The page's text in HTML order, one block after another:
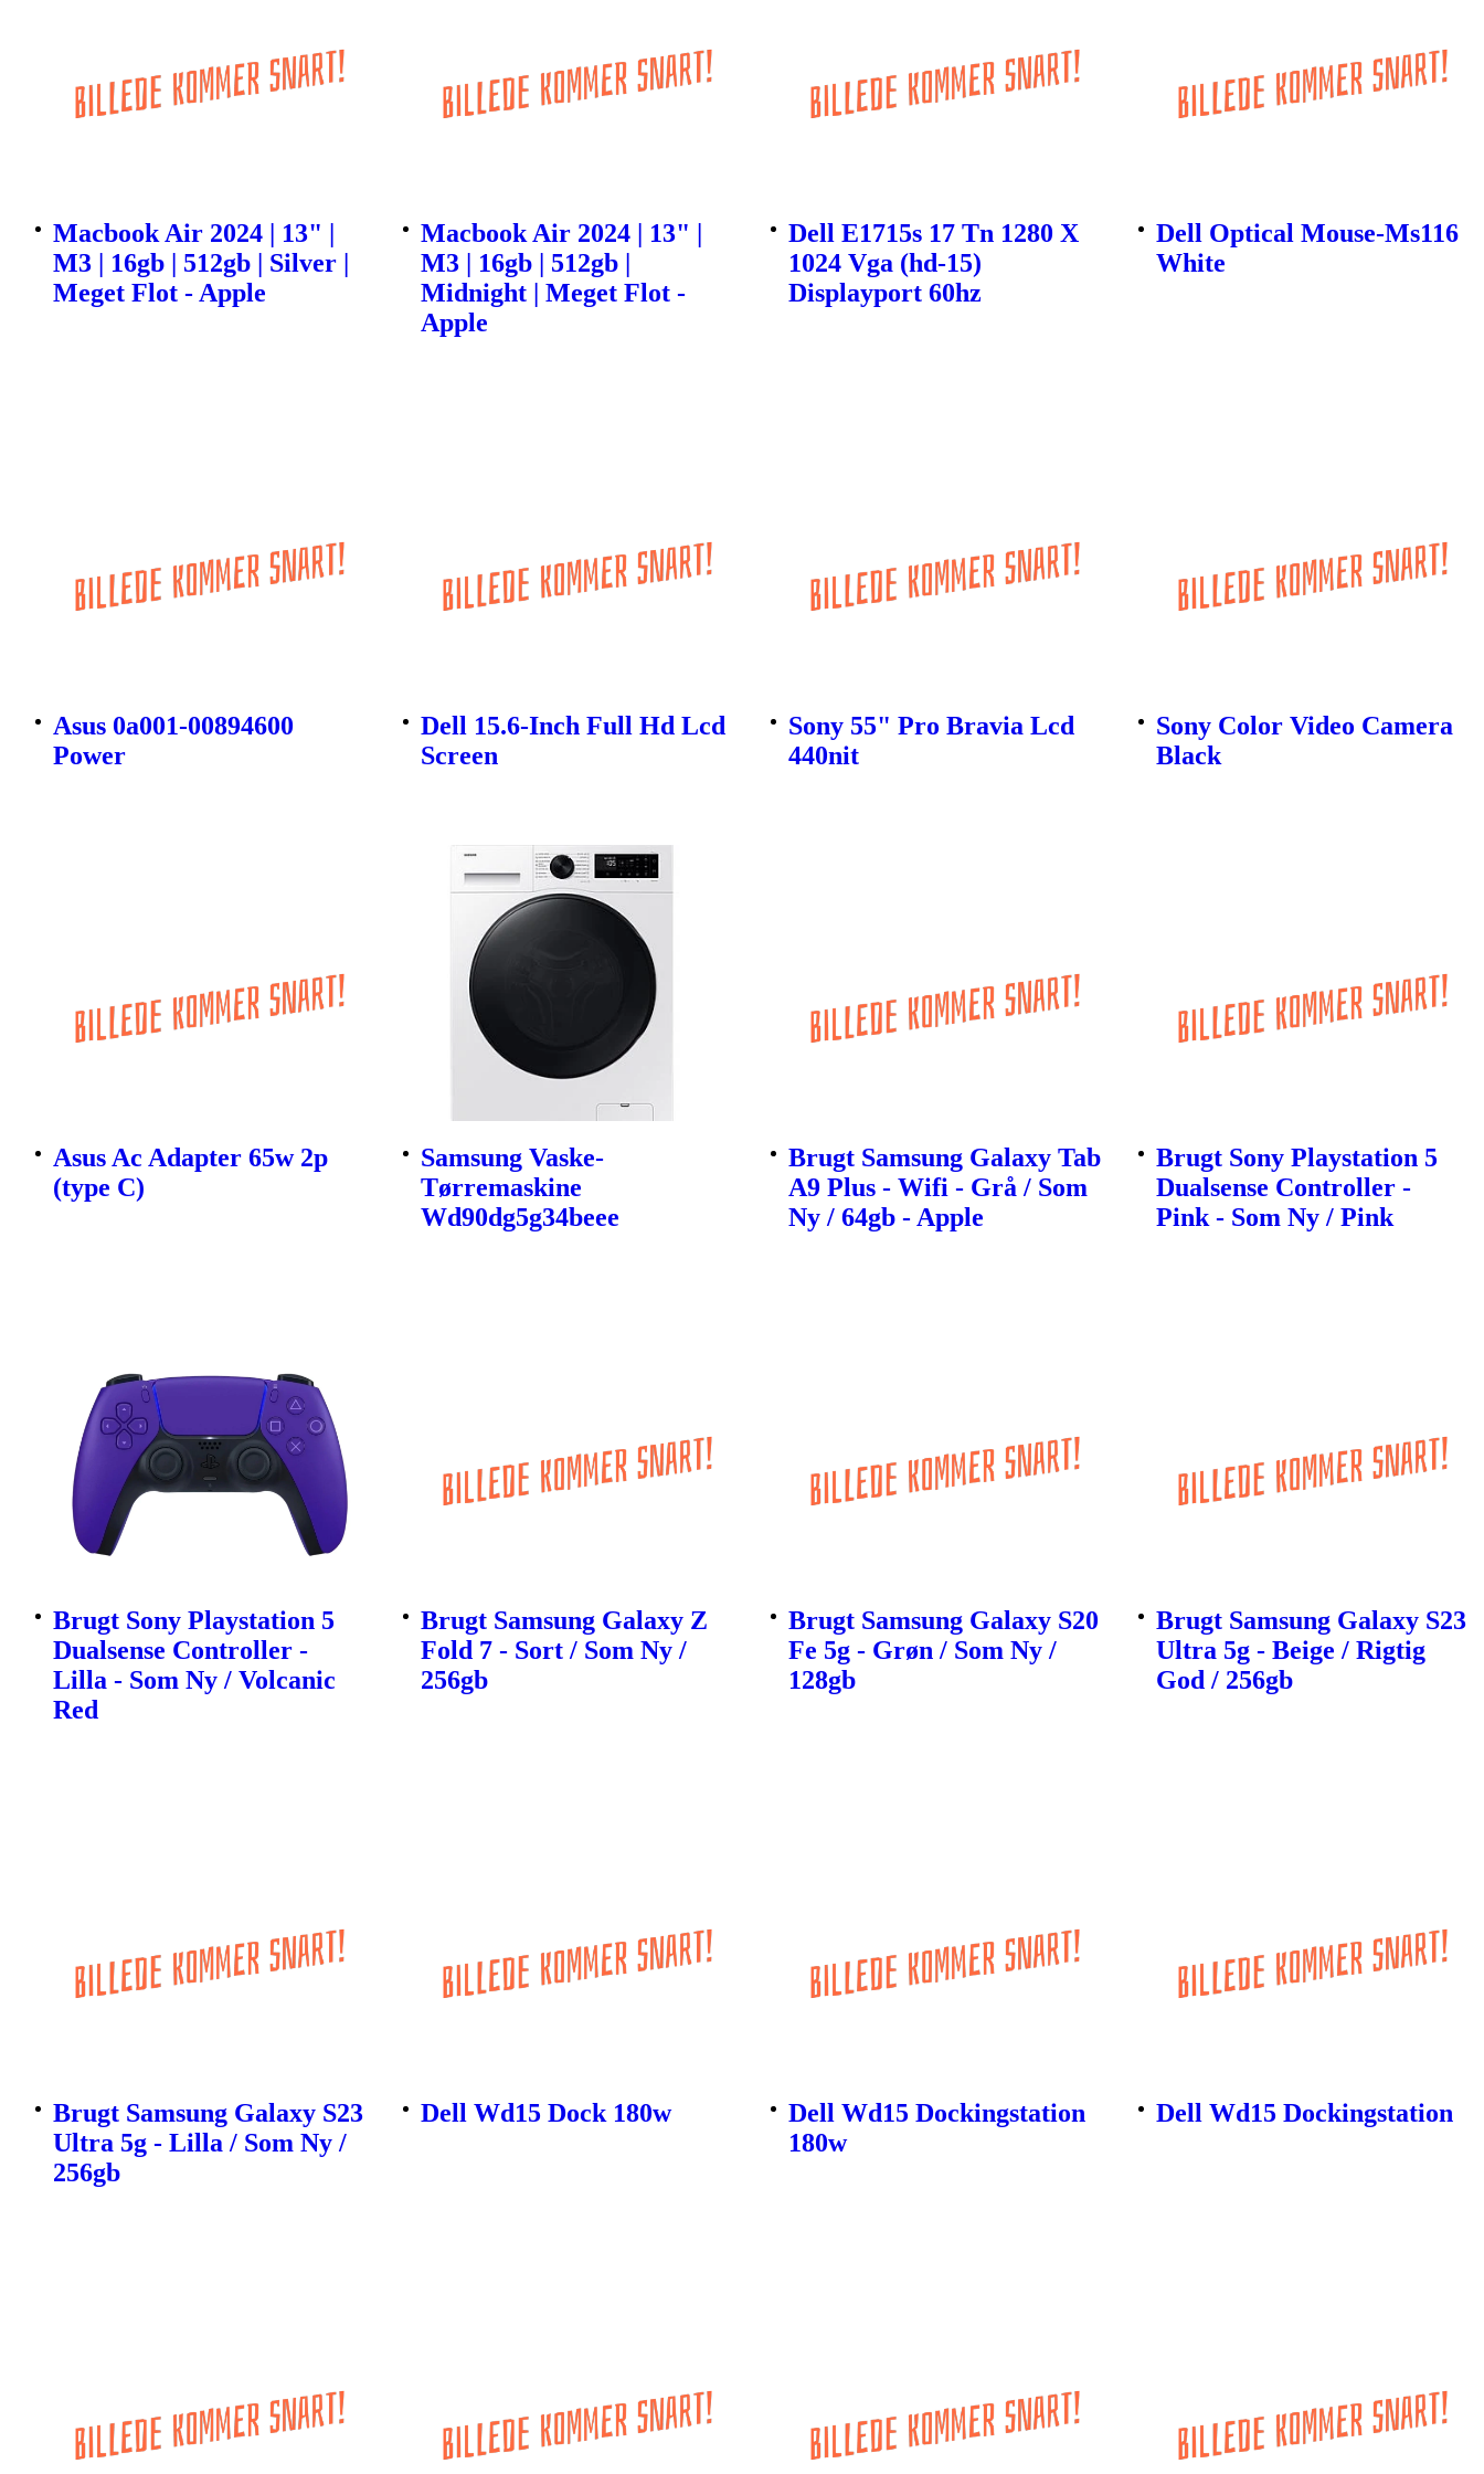
Macbook Air 2024 | 13" |
M3 | 16gb | 512gb | Silver |
Meget Flot - Apple
Macbook Air 2024 | 13" |
M3 | 16gb | 512gb |
Midnight | Meget Flot -
Apple
Dell E1715s 17 Tn 1280 X
1024 Vga (hd-15)
Displayport 60hz
Dell Optical Mouse-Ms116
White
Asus 0a001-00894600
Power
Dell 15.6-Inch Full Hd Lcd
Screen
Sony 55" Pro Bravia Lcd
440nit
Sony Color Video Camera
Black
Asus Ac Adapter 65w 2p
(type C)
Samsung Vaske-
Tørremaskine
Wd90dg5g34beee
Brugt Samsung Galaxy Tab
A9 Plus - Wifi - Grå / Som
Ny / 64gb - Apple
Brugt Sony Playstation 5
Dualsense Controller -
Pink - Som Ny / Pink
Brugt Sony Playstation 5
Dualsense Controller -
Lilla - Som Ny / Volcanic
Red
Brugt Samsung Galaxy Z
Fold 7 - Sort / Som Ny /
256gb
Brugt Samsung Galaxy S20
Fe 5g - Grøn / Som Ny /
128gb
Brugt Samsung Galaxy S23
Ultra 5g - Beige / Rigtig
God / 256gb
Brugt Samsung Galaxy S23
Ultra 5g - Lilla / Som Ny /
256gb
Dell Wd15 Dock 180w
Dell Wd15 Dockingstation
180w
Dell Wd15 Dockingstation